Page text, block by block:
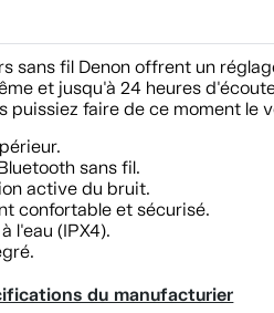
sans fil Denon offrent un
et jusqu'à 24 heures
puissiez faire de ce moment le
sans fil.
active du bruit.
confortable et sécurisé.
l'eau (IPX4).
du manufacturier